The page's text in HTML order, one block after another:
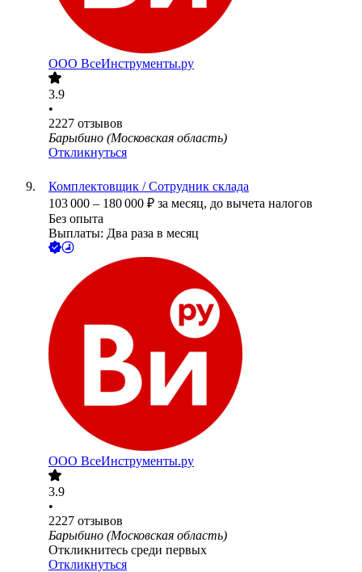
ООО ВсеИнструменты.ру
3.9
•
2227 отзывов
Барыбино (Московская область)
Откликнуться
Комплектовщик / Сотрудник склада
103 000 – 180 000 ₽ за месяц, до вычета налогов
Без опыта
Выплаты: Два раза в месяц
ООО ВсеИнструменты.ру
3.9
•
2227 отзывов
Барыбино (Московская область)
Откликнитесь среди первых
Откликнуться